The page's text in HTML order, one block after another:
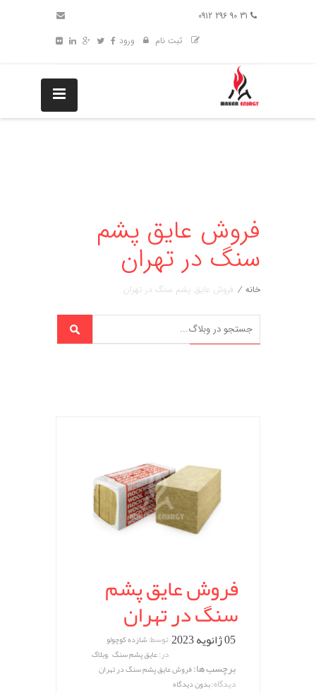
ثبت نام
ورود
فروش عایق پشم
سنگ در تهران
خانه / فروش عایق پشم سنگ در تهران
فروش عایق پشم
سنگ در تهران
05 ژانویه 2023 توسط:شازده کوچولو
در:عایق پشم سنگ ,وبلاگ
برچسب ها:فروش عایق پشم سنگ در تهران
دیدگاه:بدون دیدگاه